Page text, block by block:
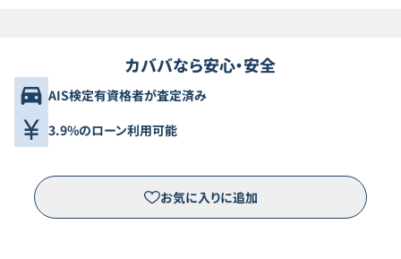
カババなら安心・安全
AIS検定有資格者が査定済み
3.9%のローン利用可能
お気に入りに追加